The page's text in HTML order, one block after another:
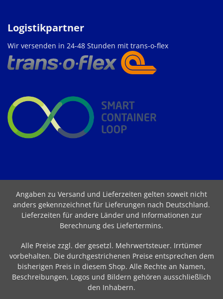
Logistikpartner
Wir versenden in 24-48 Stunden mit trans-o-flex
Angaben zu Versand und Lieferzeiten gelten soweit nicht
anders gekennzeichnet für Lieferungen nach Deutschland.
Lieferzeiten für andere Länder und Informationen zur
Berechnung des Liefertermins.
Alle Preise zzgl. der gesetzl. Mehrwertsteuer. Irrtümer
vorbehalten. Die durchgestrichenen Preise entsprechen dem
bisherigen Preis in diesem Shop. Alle Rechte an Namen,
Beschreibungen, Logos und Bildern gehören ausschließlich
den Inhabern.